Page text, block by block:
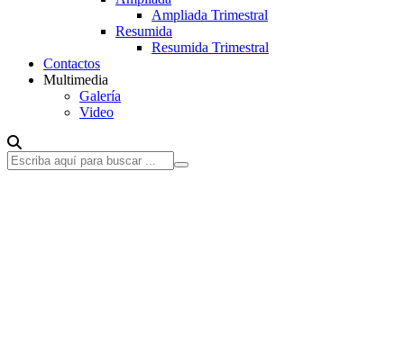
Ampliada Trimestral
Resumida
Resumida Trimestral
Contactos
Multimedia
Galería
Video